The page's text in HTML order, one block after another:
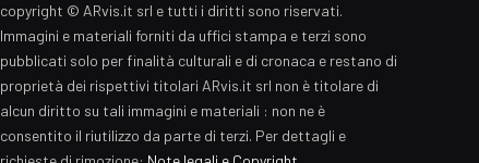
copyright © ARvis.it srl e tutti i diritti sono riservati.
Immagini e materiali forniti da uffici stampa e terzi sono
pubblicati solo per finalità culturali e di cronaca e restano di
proprietà dei rispettivi titolari ARvis.it srl non è titolare di
alcun diritto su tali immagini e materiali : non ne è
consentito il riutilizzo da parte di terzi. Per dettagli e